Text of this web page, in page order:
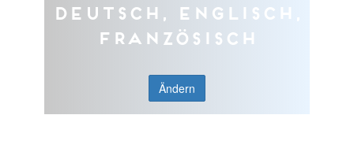
Deutsch, Englisch,
Französisch
Ändern